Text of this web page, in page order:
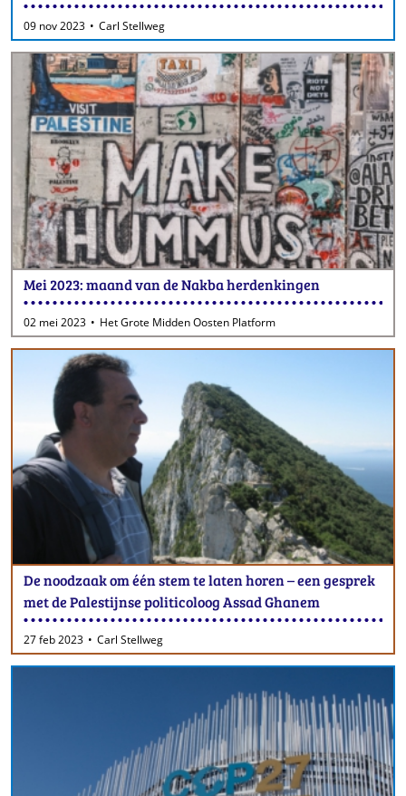
09 nov 2023 Carl Stellweg
Mei 2023: maand van de Nakba herdenkingen
02 mei 2023 Het Grote Midden Oosten Platform
De noodzaak om één stem te laten horen – een gesprek
met de Palestijnse politicoloog Assad Ghanem
27 feb 2023 Carl Stellweg